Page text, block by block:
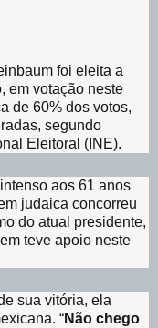
foi eleita a
em votação neste
de 60% dos votos,
segundo
Eleitoral (INE).
aos 61 anos
judaica concorreu
do atual presidente,
teve apoio neste
sua vitória, ela
“Não chego